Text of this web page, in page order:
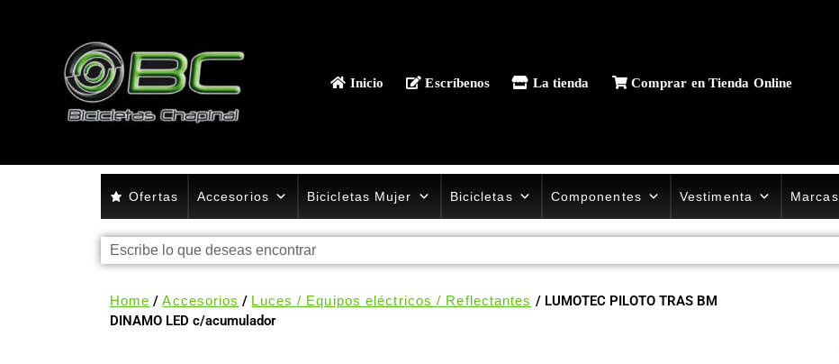
Inicio Escríbenos La tienda Comprar en Tienda Online
Ofertas Accesorios Bicicletas Mujer Bicicletas Componentes Vestimenta Marcas
Home /Accesorios / Luces / Equipos eléctricos / Reflectantes / LUMOTEC PILOTO TRAS BM
DINAMO LED c/acumulador